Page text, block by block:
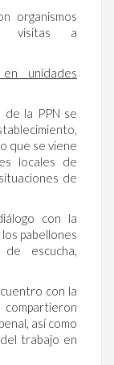
organismos
visitas a
unidades
de la PPN se
que se viene
locales de
de
con la
pabellones
escucha,
con la
así como
trabajo en